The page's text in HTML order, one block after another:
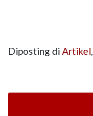
Diposting di Artikel,